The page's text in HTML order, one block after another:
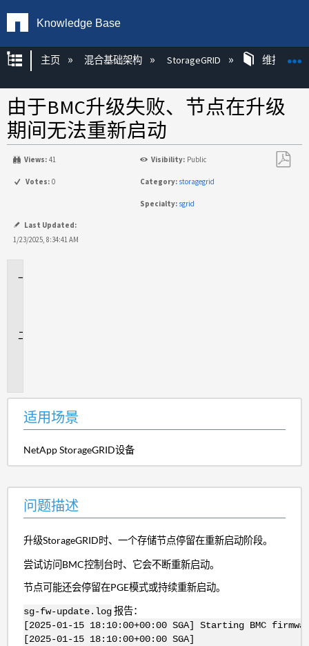
Knowledge Base
扩展/隐缩全局层次
主页 混合基础架构 StorageGRID 维护
由于BMC升级失败、节点在升级
期间无法重新启动
Views: 41 Visibility: Public
Votes: 0 Category: storagegrid
Specialty: sgrid
Last Updated:
1/23/2025, 8:34:41 AM
适用场景
NetApp StorageGRID设备
问题描述
升级StorageGRID时、一个存储节点停留在重新启动阶段。
尝试访问BMC控制台时、它会不断重新启动。
节点可能还会停留在PGE模式或持续重新启动。
sg-fw-update.log报告：
[2025-01-15 18:10:00+00:00 SGA] Starting BMC
[2025-01-15 18:10:00+00:00 SGA]